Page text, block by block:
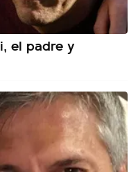
el padre y